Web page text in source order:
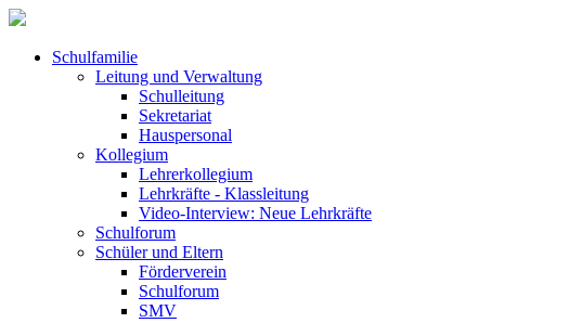
Schulfamilie
Leitung und Verwaltung
Schulleitung
Sekretariat
Hauspersonal
Kollegium
Lehrerkollegium
Lehrkräfte - Klassleitung
Video-Interview: Neue Lehrkräfte
Schulforum
Schüler und Eltern
Förderverein
Schulforum
SMV